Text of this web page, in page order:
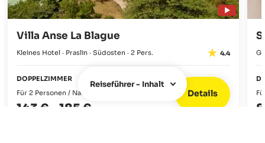
Villa Anse La Blague
Kleines Hotel · Praslin · Südosten · 2 Pers. 4.4
DOPPELZIMMER
Für 2 Personen / Nacht
143 € 185 €
Details
Reiseführer - Inhalt